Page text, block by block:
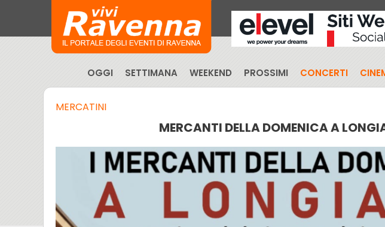
OGGI SETTIMANA WEEKEND PROSSIMI CONCERTI
MERCATINI
MERCANTI DELLA DOMENICA A